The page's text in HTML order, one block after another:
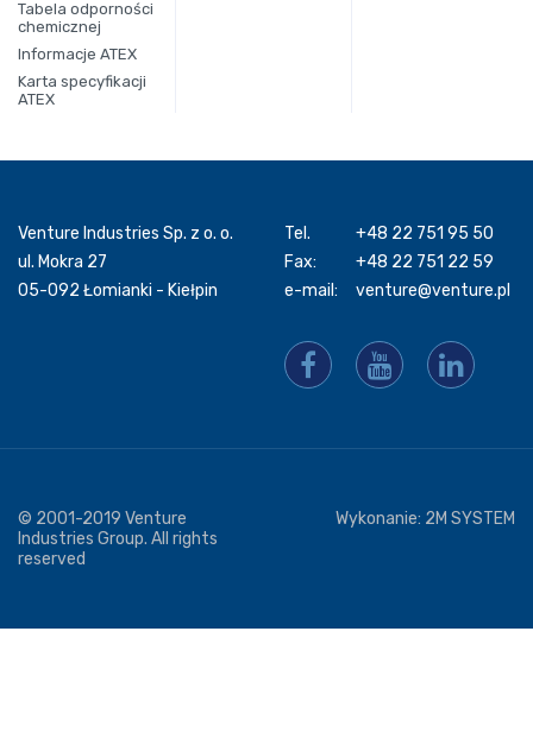
Tabela odporności
chemicznej
Informacje ATEX
Karta specyfikacji
ATEX
Venture Industries Sp. z o. o.
ul. Mokra 27
05-092 Łomianki - Kiełpin
Tel.
+48 22 751 95 50
Fax:
+48 22 751 22 59
e-mail:
venture@venture.pl
© 2001-2019 Venture
Industries Group. All rights
reserved
Wykonanie: 2M SYSTEM